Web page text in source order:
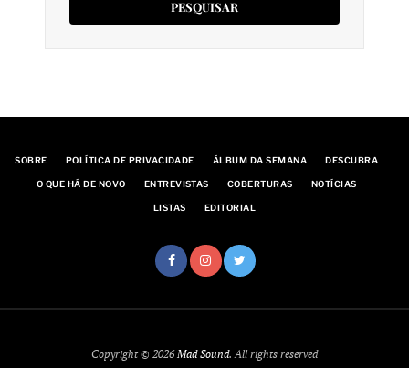
SOBRE POLÍTICA DE PRIVACIDADE ÁLBUM DA SEMANA DESCUBRA
O QUE HÁ DE NOVO ENTREVISTAS COBERTURAS NOTÍCIAS
LISTAS EDITORIAL
Copyright © 2026Mad Sound. All rights reserved